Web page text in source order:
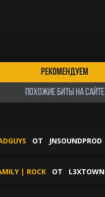
РЕКОМЕНДУЕМ
ПОХОЖИЕ БИТЫ НА САЙТЕ
ОТ JNSOUNDPROD
| ROCK ОТ L3XTOWN